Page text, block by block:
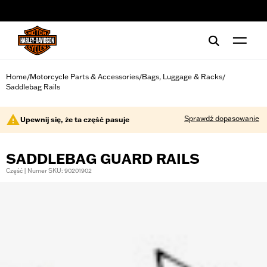
Home/Motorcycle Parts & Accessories/Bags, Luggage & Racks/
Saddlebag Rails
Upewnij się, że ta część pasuje Sprawdź dopasowanie
SADDLEBAG GUARD RAILS
Część | Numer SKU: 90201902